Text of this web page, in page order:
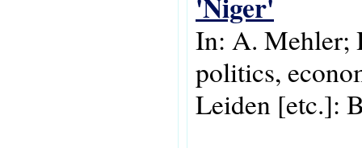
In: A. Mehler;
politics,
Leiden [etc.]: